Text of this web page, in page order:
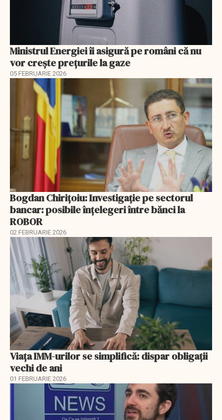
Ministrul Energiei îi asigură pe români că nu
vor creşte preţurile la gaze
05 FEBRUARIE 2026
Bogdan Chirițoiu: Investigație pe sectorul
bancar: posibile înțelegeri între bănci la
ROBOR
02 FEBRUARIE 2026
Viața IMM-urilor se simplifică: dispar obligații
vechi de ani
01 FEBRUARIE 2026
EXCLUSIV